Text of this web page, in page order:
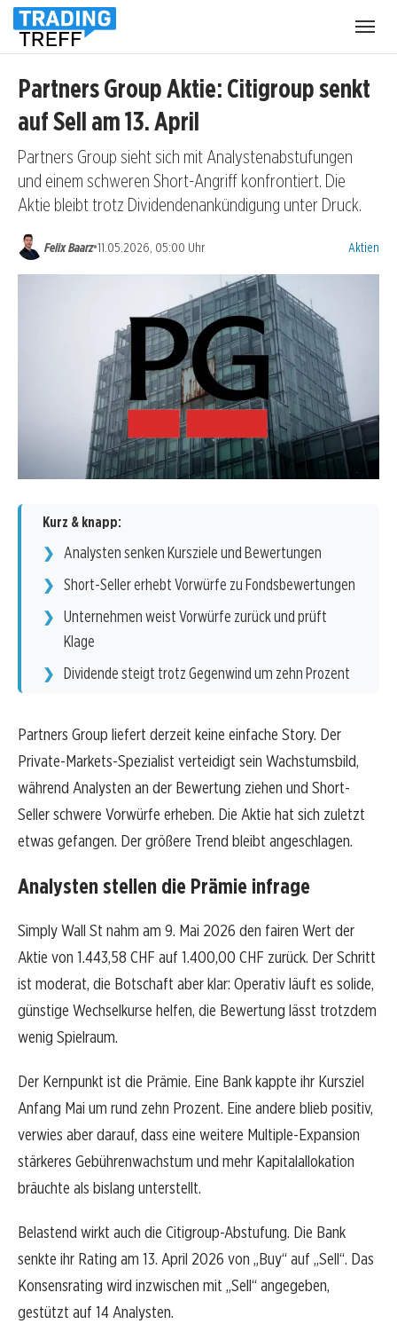
Partners Group Aktie: Citigroup senkt
auf Sell am 13. April
Partners Group sieht sich mit Analystenabstufungen
und einem schweren Short-Angriff konfrontiert. Die
Aktie bleibt trotz Dividendenankündigung unter Druck.
Felix Baarz•11.05.2026, 05:00 Uhr Aktien
Kurz & knapp:
Analysten senken Kursziele und Bewertungen
Short-Seller erhebt Vorwürfe zu Fondsbewertungen
Unternehmen weist Vorwürfe zurück und prüft
Klage
Dividende steigt trotz Gegenwind um zehn Prozent
Partners Group liefert derzeit keine einfache Story. Der
Private-Markets-Spezialist verteidigt sein Wachstumsbild,
während Analysten an der Bewertung ziehen und Short-
Seller schwere Vorwürfe erheben. Die Aktie hat sich zuletzt
etwas gefangen. Der größere Trend bleibt angeschlagen.
Analysten stellen die Prämie infrage
Simply Wall St nahm am 9. Mai 2026 den fairen Wert der
Aktie von 1.443,58 CHF auf 1.400,00 CHF zurück. Der Schritt
ist moderat, die Botschaft aber klar: Operativ läuft es solide,
günstige Wechselkurse helfen, die Bewertung lässt trotzdem
wenig Spielraum.
Der Kernpunkt ist die Prämie. Eine Bank kappte ihr Kursziel
Anfang Mai um rund zehn Prozent. Eine andere blieb positiv,
verwies aber darauf, dass eine weitere Multiple-Expansion
stärkeres Gebührenwachstum und mehr Kapitalallokation
bräuchte als bislang unterstellt.
Belastend wirkt auch die Citigroup-Abstufung. Die Bank
senkte ihr Rating am 13. April 2026 von „Buy“ auf „Sell“. Das
Konsensrating wird inzwischen mit „Sell“ angegeben,
gestützt auf 14 Analysten.